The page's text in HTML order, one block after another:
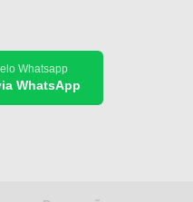
Whatsapp
WhatsApp